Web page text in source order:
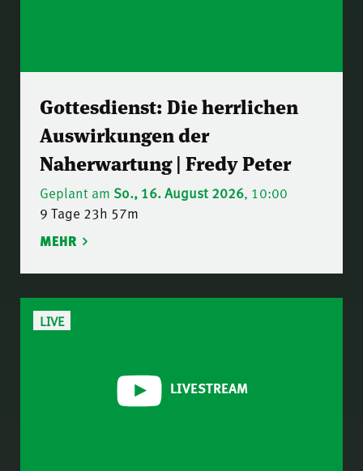
Gottesdienst: Die herrlichen
Auswirkungen der
Naherwartung | Fredy Peter
Geplant am So., 16. August 2026, 10:00
9 Tage 23h 57m
MEHR
LIVE
LIVESTREAM